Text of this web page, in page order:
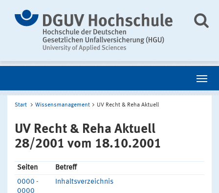
Start Wissensmanagement UV Recht & Reha Aktuell
UV Recht & Reha Aktuell
28/2001 vom 18.10.2001
Seiten
Betreff
0000 -
0000
Inhaltsverzeichnis